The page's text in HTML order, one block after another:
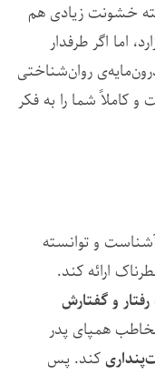
خشونت زیادی هم
اما اگر طرفدار
روان‌شناختی
کاملاً شما را به فکر
آشناست و توانسته
ارائه کند.
رفتار و گفتارش
همپای پدر
کند. پس